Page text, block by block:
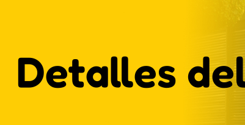
Detalles